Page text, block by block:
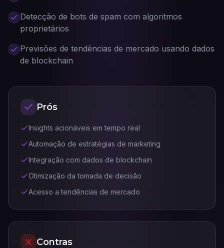
Detecção de bots de spam com algoritmos
proprietários
Previsões de tendências de mercado usando dados
de blockchain
Prós
Insights acionáveis em tempo real
Automação de estratégias de marketing
Integração com dados de blockchain
Otimização da tomada de decisão
Acesso a tendências de mercado
Contras